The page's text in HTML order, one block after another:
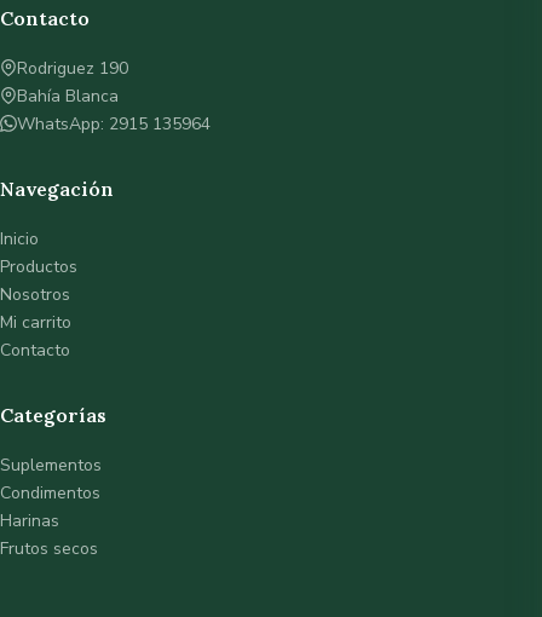
Contacto
Rodriguez 190
Bahía Blanca
WhatsApp: 2915 135964
Navegación
Inicio
Productos
Nosotros
Mi carrito
Contacto
Categorías
Suplementos
Condimentos
Harinas
Frutos secos